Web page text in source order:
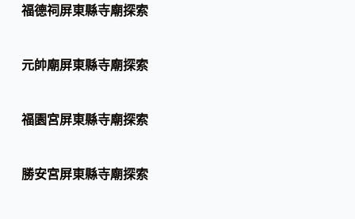
福德祠屏東縣寺廟探索
元帥廟屏東縣寺廟探索
福園宮屏東縣寺廟探索
勝安宮屏東縣寺廟探索